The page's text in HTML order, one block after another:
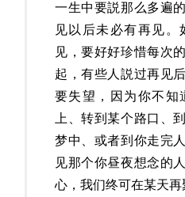
一生中要説那么多遍
见以后未必有再见
见，要好好珍惜每次
起，有些人説过再见
要失望，因为你不知
上、转到某个路口、
梦中、或者到你走完
见那个你昼夜想念的
心，我们终可在某天再